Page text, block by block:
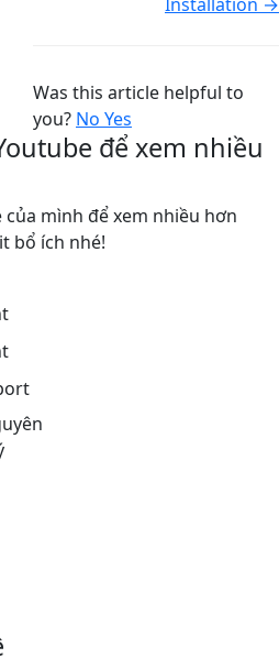
Was this article helpful to
you? No Yes
để xem nhiều
mình để xem nhiều hơn
bổ ích nhé!